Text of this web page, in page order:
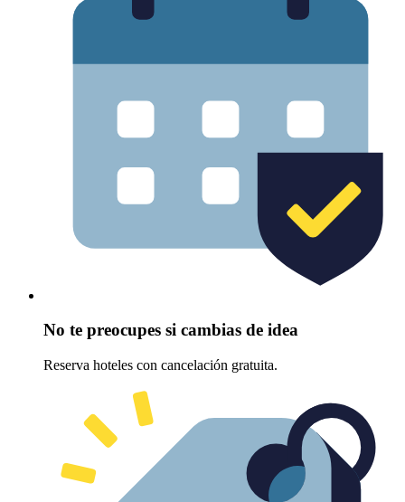
No te preocupes si cambias de idea
Reserva hoteles con cancelación gratuita.